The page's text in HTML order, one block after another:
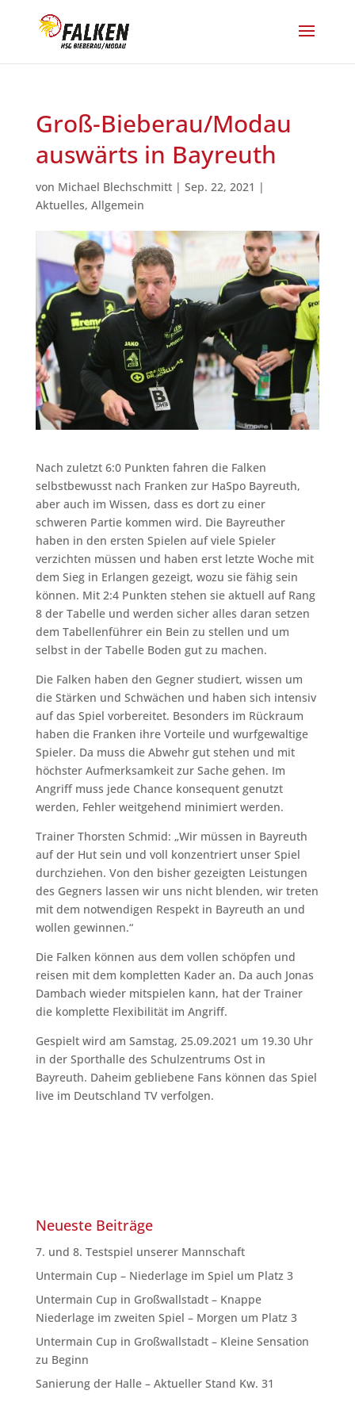
Groß-Bieberau/Modau
auswärts in Bayreuth
von Michael Blechschmitt| Sep. 22, 2021 |
Aktuelles, Allgemein
Nach zuletzt 6:0 Punkten fahren die Falken
selbstbewusst nach Franken zur HaSpo Bayreuth,
aber auch im Wissen, dass es dort zu einer
schweren Partie kommen wird. Die Bayreuther
haben in den ersten Spielen auf viele Spieler
verzichten müssen und haben erst letzte Woche mit
dem Sieg in Erlangen gezeigt, wozu sie fähig sein
können. Mit 2:4 Punkten stehen sie aktuell auf Rang
8 der Tabelle und werden sicher alles daran setzen
dem Tabellenführer ein Bein zu stellen und um
selbst in der Tabelle Boden gut zu machen.
Die Falken haben den Gegner studiert, wissen um
die Stärken und Schwächen und haben sich intensiv
auf das Spiel vorbereitet. Besonders im Rückraum
haben die Franken ihre Vorteile und wurfgewaltige
Spieler. Da muss die Abwehr gut stehen und mit
höchster Aufmerksamkeit zur Sache gehen. Im
Angriff muss jede Chance konsequent genutzt
werden, Fehler weitgehend minimiert werden.
Trainer Thorsten Schmid: „Wir müssen in Bayreuth
auf der Hut sein und voll konzentriert unser Spiel
durchziehen. Von den bisher gezeigten Leistungen
des Gegners lassen wir uns nicht blenden, wir treten
mit dem notwendigen Respekt in Bayreuth an und
wollen gewinnen.“
Die Falken können aus dem vollen schöpfen und
reisen mit dem kompletten Kader an. Da auch Jonas
Dambach wieder mitspielen kann, hat der Trainer
die komplette Flexibilität im Angriff.
Gespielt wird am Samstag, 25.09.2021 um 19.30 Uhr
in der Sporthalle des Schulzentrums Ost in
Bayreuth. Daheim gebliebene Fans können das Spiel
live im Deutschland TV verfolgen.
Neueste Beiträge
7. und 8. Testspiel unserer Mannschaft
Untermain Cup – Niederlage im Spiel um Platz 3
Untermain Cup in Großwallstadt – Knappe
Niederlage im zweiten Spiel – Morgen um Platz 3
Untermain Cup in Großwallstadt – Kleine Sensation
zu Beginn
Sanierung der Halle – Aktueller Stand Kw. 31